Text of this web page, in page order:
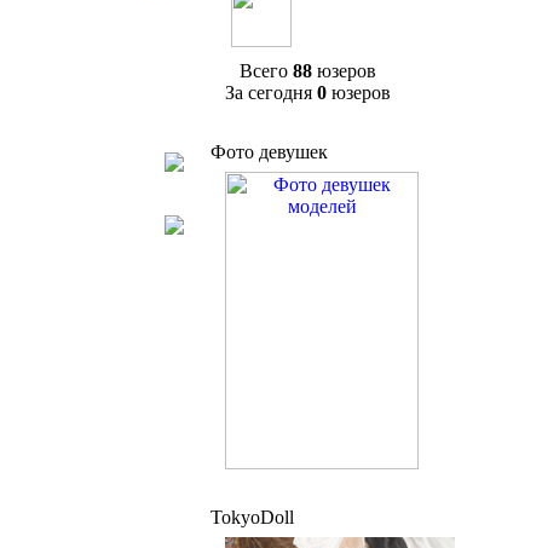
Всего 88 юзеров
За сегодня 0 юзеров
Фото девушек
TokyoDoll